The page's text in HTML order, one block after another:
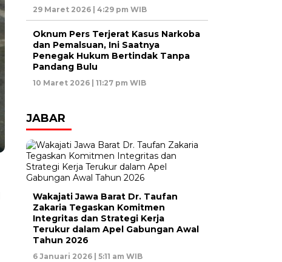
29 Maret 2026 | 4:29 pm WIB
Oknum Pers Terjerat Kasus Narkoba
dan Pemalsuan, Ini Saatnya
Penegak Hukum Bertindak Tanpa
Pandang Bulu
10 Maret 2026 | 11:27 pm WIB
JABAR
Wakajati Jawa Barat Dr. Taufan
Zakaria Tegaskan Komitmen
Integritas dan Strategi Kerja
Terukur dalam Apel Gabungan Awal
Tahun 2026
6 Januari 2026 | 5:11 am WIB